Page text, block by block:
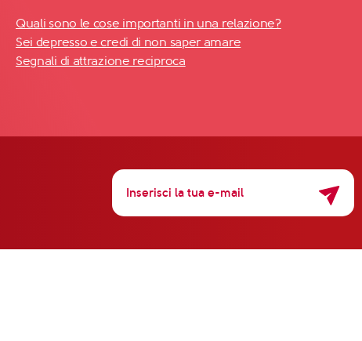
Quali sono le cose importanti in una relazione?
Sei depresso e credi di non saper amare
Segnali di attrazione reciproca